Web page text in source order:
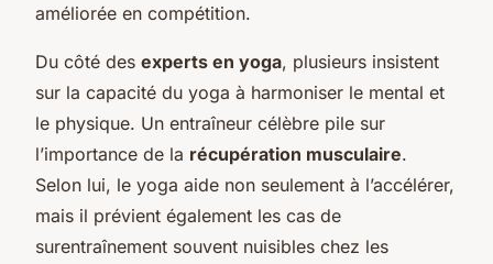
améliorée en compétition.
Du côté des experts en yoga, plusieurs insistent
sur la capacité du yoga à harmoniser le mental et
le physique. Un entraîneur célèbre pile sur
l’importance de la récupération musculaire.
Selon lui, le yoga aide non seulement à l’accélérer,
mais il prévient également les cas de
surentraînement souvent nuisibles chez les